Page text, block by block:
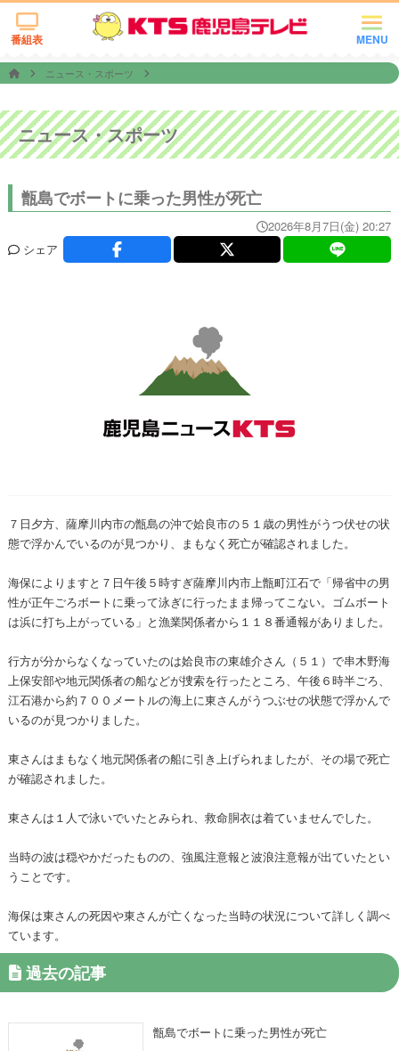
MENU
番組表
ニュース・スポーツ
ニュース・スポーツ
甑島でボートに乗った男性が死亡
2026年8月7日(金) 20:27
シェア
７日夕方、薩摩川内市の甑島の沖で姶良市の５１歳の男性がうつ伏せの状
態で浮かんでいるのが見つかり、まもなく死亡が確認されました。
海保によりますと７日午後５時すぎ薩摩川内市上甑町江石で「帰省中の男
性が正午ごろボートに乗って泳ぎに行ったまま帰ってこない。ゴムボート
は浜に打ち上がっている」と漁業関係者から１１８番通報がありました。
行方が分からなくなっていたのは姶良市の東雄介さん（５１）で串木野海
上保安部や地元関係者の船などが捜索を行ったところ、午後６時半ごろ、
江石港から約７００メートルの海上に東さんがうつぶせの状態で浮かんで
いるのが見つかりました。
東さんはまもなく地元関係者の船に引き上げられましたが、その場で死亡
が確認されました。
東さんは１人で泳いでいたとみられ、救命胴衣は着ていませんでした。
当時の波は穏やかだったものの、強風注意報と波浪注意報が出ていたとい
うことです。
海保は東さんの死因や東さんが亡くなった当時の状況について詳しく調べ
ています。
過去の記事
甑島でボートに乗った男性が死亡